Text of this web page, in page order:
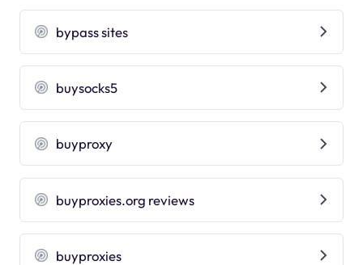
bypass sites
buysocks5
buyproxy
buyproxies.org reviews
buyproxies